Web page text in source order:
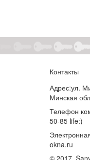
Контакты
Адрес:ул.
Минская
Телефон
50-85 life:)
okna.ru